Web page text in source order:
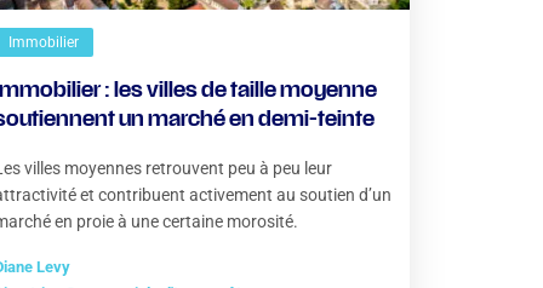
Immobilier
: les villes de taille moyenne
un marché en demi-teinte
villes moyennes retrouvent peu à peu leur
et contribuent activement au soutien d’un
en proie à une certaine morosité.
Levy